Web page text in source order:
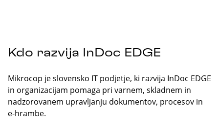
Kdo razvija InDoc EDGE
Mikrocop je slovensko IT podjetje, ki razvija InDoc EDGE
in organizacijam pomaga pri varnem, skladnem in
nadzorovanem upravljanju dokumentov, procesov in
e-hrambe.